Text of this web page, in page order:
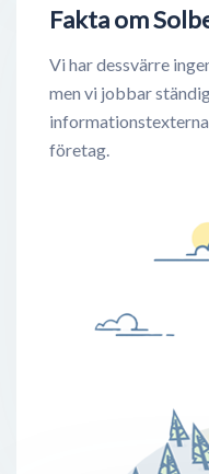
Fakta om
Vi har dessvärre
men vi jobbar
företag.